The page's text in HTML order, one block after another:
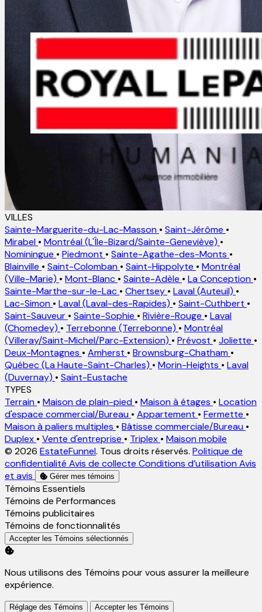
VILLES
Sainte-Marguerite-du-Lac-Masson • Saint-Jérôme •
Mirabel • Montréal (L'Île-Bizard/Sainte-Geneviève) •
Nominingue • Piedmont • Sainte-Agathe-des-Monts •
Blainville • Saint-Colomban • Saint-Hippolyte • Montréal
(Ville-Marie) • Mont-Blanc • Sainte-Adèle • La Conception •
Sainte-Marthe-sur-le-Lac • Chertsey • Laval (Auteuil) •
Lac-Simon • Laval (Laval-des-Rapides) • Saint-Cuthbert •
Saint-Sauveur • Sainte-Sophie • Rivière-Rouge • Laval
(Chomedey) • Terrebonne (Terrebonne) • Montréal
(Villeray/Saint-Michel/Parc-Extension) • Prévost • Joliette •
Deux-Montagnes • Amherst • Brownsburg-Chatham •
Québec (La Haute-Saint-Charles) • Morin-Heights • Laval
(Duvernay) • Saint-Eustache
TYPES
Terrain • Maison de plain-pied • Maison à étages • Location
d'espace commercial/Bureau • Appartement • Fermette •
Maison à paliers multiples • Bâtisse commerciale/Bureau •
Duplex • Vente d'entreprise • Triplex • Maison mobile
© 2026 EstateFunnel. Tous droits réservés. Politique de
confidentialité Avis de collecte Conditions d’utilisation Avis
et avis
Gérer mes témoins
Activer
Témoins Essentiels
Activer
Témoins de Performances
Activer
Témoins publicitaires
Activer
Témoins de fonctionnalités
Accepter les Témoins sélectionnés
Nous utilisons des Témoins pour vous assurer la meilleure
expérience.
Réglage des Témoins Accepter les Témoins